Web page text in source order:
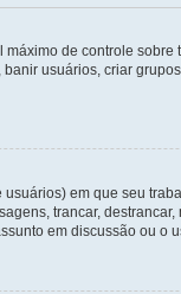
de controle
usuários, criar
em que seu
trancar,
em discussão ou o